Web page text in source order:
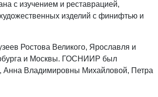
с изучением и реставрацией,
изделий с финифтью и
Ростова Великого, Ярославля и
и Москвы. ГОСНИИР был
Анна Владимировны Михайловой, Петра